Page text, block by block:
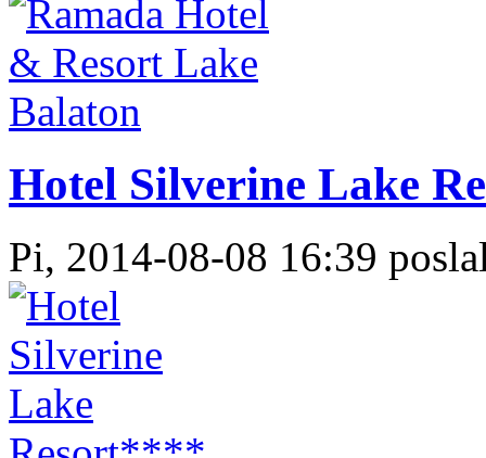
Hotel Silverine Lake
Pi, 2014-08-08 16:39